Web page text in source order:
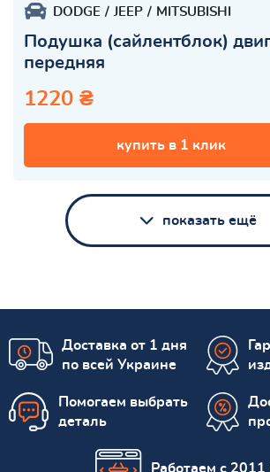
DODGE JEEP MITSUBISHI
Подушка (сайлентблок)
передняя
1220 ₴
купить в 1 клик
показать ещё
Доставка от 1 дня
по всей Украине
Помогаем выбрать
деталь
Работаем с 2011